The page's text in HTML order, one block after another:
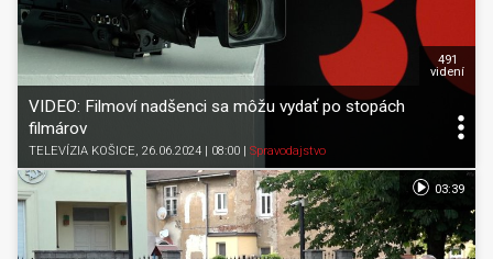
VIDEO: Filmoví nadšenci sa môžu vydať po stopách
filmárov
TELEVÍZIA KOŠICE, 26.06.2024 | 08:00 Spravodajstvo
491
videní
03:39